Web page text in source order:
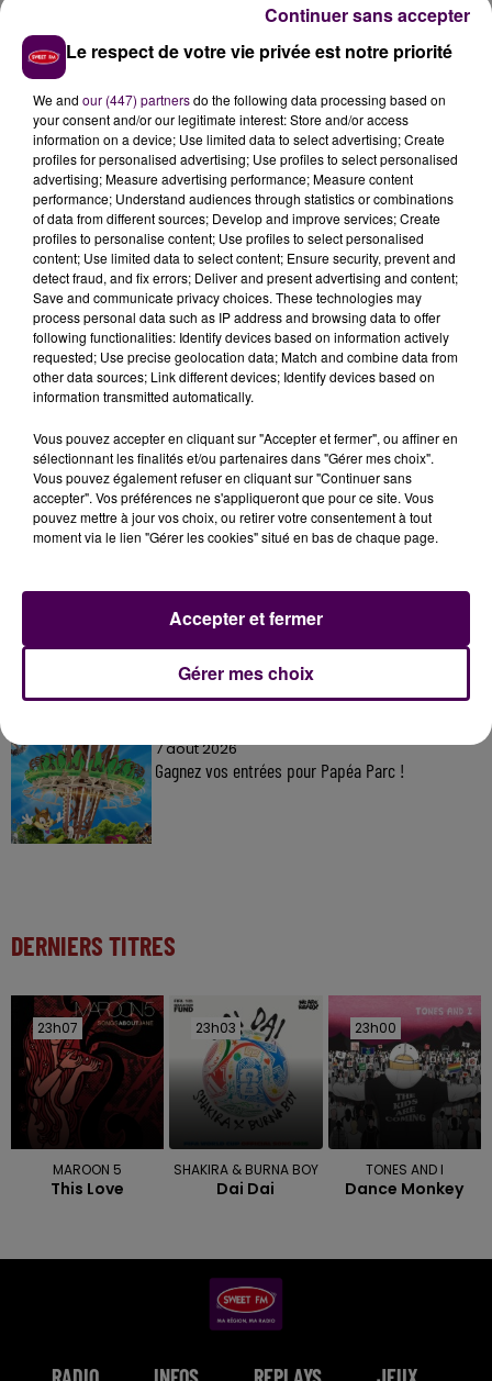
Des arbres seront également plantés face aux
entrées des rues Saint-Charles et du Tertre. Pendant
toute la durée des travaux, les commerces resteront
accessibles. Seul l'approvisionnement des magasins
sera modifié selon l’évolution du chantier. Enfin
concernant la livraison, Le Mans Métropole s’est
engagée à ce que les travaux soient terminés en août,
pour la grande braderie.
À LA UNE
7 août 2026
Gagnez vos pass pour le V and B Fest' 2026 !
Inscrivez-vous au casting The Voice & The Voice
Kids !
7 août 2026
Gagnez vos entrées pour Papéa Parc !
DERNIERS TITRES
23h07
23h07
MAROON 5
This Love
23h03
23h03
SHAKIRA & BURNA BOY
Dai Dai
23h00
23h00
TONES AND I
Dance Monkey
Le respect de votre vie privée est notre priorité
We and our (447) partnersdo the following data processing based on
your consent and/or our legitimate interest: Store and/or access
information on a device; Use limited data to select advertising; Create
profiles for personalised advertising; Use profiles to select personalised
advertising; Measure advertising performance; Measure content
performance; Understand audiences through statistics or combinations
of data from different sources; Develop and improve services; Create
profiles to personalise content; Use profiles to select personalised
content; Use limited data to select content; Ensure security, prevent and
detect fraud, and fix errors; Deliver and present advertising and content;
Save and communicate privacy choices. These technologies may
process personal data such as IP address and browsing data to offer
following functionalities: Identify devices based on information actively
requested; Use precise geolocation data; Match and combine data from
other data sources; Link different devices; Identify devices based on
information transmitted automatically.
Vous pouvez accepter en cliquant sur "Accepter et fermer", ou affiner en
sélectionnant les finalités et/ou partenaires dans "Gérer mes choix".
Vous pouvez également refuser en cliquant sur "Continuer sans
accepter". Vos préférences ne s'appliqueront que pour ce site. Vous
pouvez mettre à jour vos choix, ou retirer votre consentement à tout
moment via le lien "Gérer les cookies" situé en bas de chaque page.
Gérer mes choix
Accepter et fermer
Continuer sans accepter